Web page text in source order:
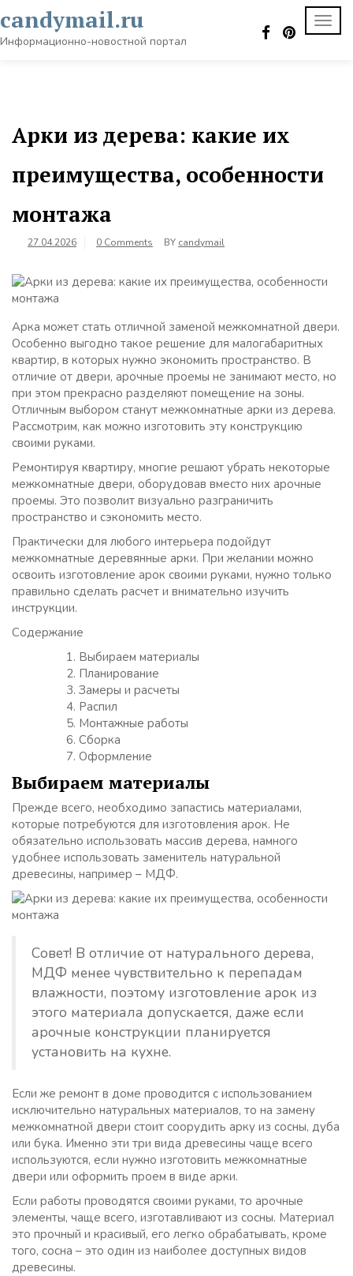
to
content
candymail.ru
Информационно-новостной портал
Арки из дерева: какие их
преимущества, особенности
монтажа
27.04.2026 0 Comments BY candymail
Арка может стать отличной заменой межкомнатной двери.
Особенно выгодно такое решение для малогабаритных
квартир, в которых нужно экономить пространство. В
отличие от двери, арочные проемы не занимают место, но
при этом прекрасно разделяют помещение на зоны.
Отличным выбором станут межкомнатные арки из дерева.
Рассмотрим, как можно изготовить эту конструкцию
своими руками.
Ремонтируя квартиру, многие решают убрать некоторые
межкомнатные двери, оборудовав вместо них арочные
проемы. Это позволит визуально разграничить
пространство и сэкономить место.
Практически для любого интерьера подойдут
межкомнатные деревянные арки. При желании можно
освоить изготовление арок своими руками, нужно только
правильно сделать расчет и внимательно изучить
инструкции.
Содержание
Выбираем материалы
Планирование
Замеры и расчеты
Распил
Монтажные работы
Сборка
Оформление
Выбираем материалы
Прежде всего, необходимо запастись материалами,
которые потребуются для изготовления арок. Не
обязательно использовать массив дерева, намного
удобнее использовать заменитель натуральной
древесины, например – МДФ.
Совет! В отличие от натурального дерева,
МДФ менее чувствительно к перепадам
влажности, поэтому изготовление арок из
этого материала допускается, даже если
арочные конструкции планируется
установить на кухне.
Если же ремонт в доме проводится с использованием
исключительно натуральных материалов, то на замену
межкомнатной двери стоит соорудить арку из сосны, дуба
или бука. Именно эти три вида древесины чаще всего
используются, если нужно изготовить межкомнатные
двери или оформить проем в виде арки.
Если работы проводятся своими руками, то арочные
элементы, чаще всего, изготавливают из сосны. Материал
это прочный и красивый, его легко обрабатывать, кроме
того, сосна – это один из наиболее доступных видов
древесины.